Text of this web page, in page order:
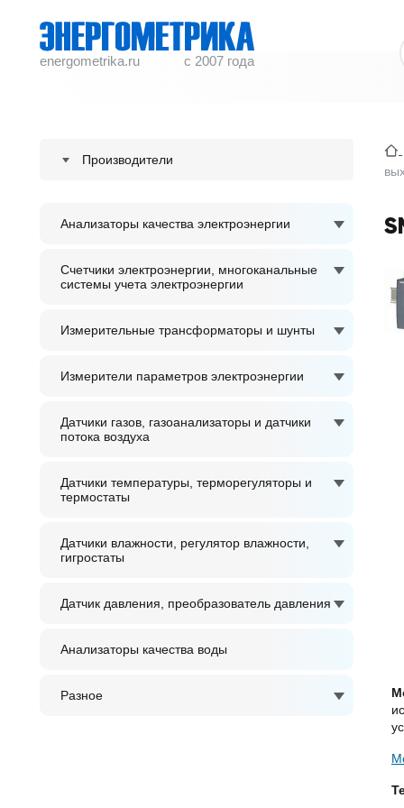
energometrika.ru с 2007 года
Производители
S plus S Regeltechnik GmbH
Анализаторы качества электроэнергии
Счетчики электроэнергии, многоканальные
системы учета электроэнергии
Измерительные трансформаторы и шунты
Измерители параметров электроэнергии
Датчики газов, газоанализаторы и датчики
потока воздуха
Датчики температуры, терморегуляторы и
термостаты
Датчики влажности, регулятор влажности,
гигростаты
Датчик давления, преобразователь давления
Анализаторы качества воды
Разное